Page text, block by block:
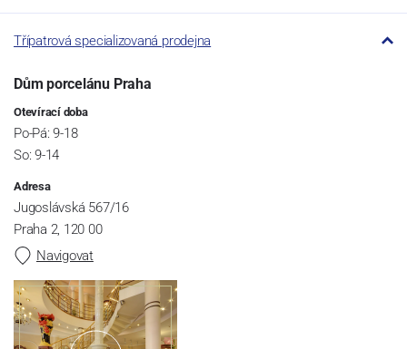
Třípatrová specializovaná prodejna
Dům porcelánu Praha
Otevírací doba
Po-Pá: 9-18
So: 9-14
Adresa
Jugoslávská 567/16
Praha 2, 120 00
Navigovat